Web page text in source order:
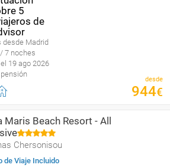
desde Madrid
7 noches
19 ago 2026
desde
944€
Maris Beach Resort - All
Chersonisou
de Viaje Incluido